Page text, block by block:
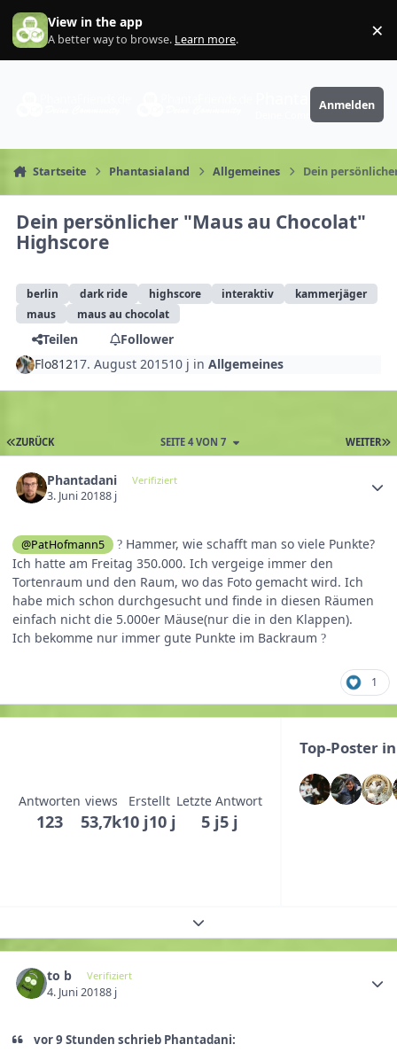
Zum Inhalt springen
View in the app
A better way to browse. Learn more. ×
PhantaFriends.de
Anmelden
Startseite Phantasialand Allgemeines Dein
Dein persönlicher "Maus au Chocolat"
Highscore
berlin dark ride highscore interaktiv
kammerjäger
maus
maus au chocolat
Teilen
Follower
Flo81217. August 201510 j inAllgemeines
ZURÜCK WEITER
SEITE 4 VON 7
Phantadani Verifiziert
3. Juni 20188 j
@PatHofmann5 ? Hammer, wie schafft man so viele Punkte?
Ich hatte am Freitag 350.000. Ich vergeige immer den
Tortenraum und den Raum, wo das Foto gemacht wird. Ich
habe mich schon durchgesucht und finde in diesen Räumen
einfach nicht die 5.000er Mäuse(nur die in den Klappen).
Ich bekomme nur immer gute Punkte im Backraum ?
1
Antworten
123
views
53,7k
Erstellt
10 j10 j
Letzte Antwort
5 j5 j
Top-Poster
Themenübersicht erweitern
to b Verifiziert
4. Juni 20188 j
vor 9 Stunden schrieb Phantadani: